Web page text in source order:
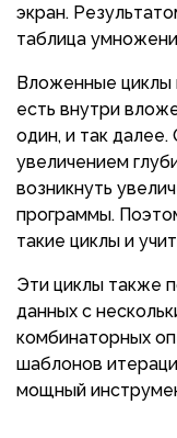
экран.
таблица
Вложенные циклы
есть внутри
один, и так
увеличением
возникнуть
программы.
такие циклы и
Эти циклы также
данных с
комбинаторных
шаблонов
мощный